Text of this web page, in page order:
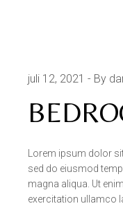
juli 12, 2021 By
Lorem ipsum dolor
sed do eiusmod
magna aliqua. Ut
exercitation ullamco